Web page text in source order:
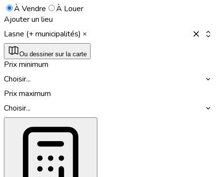
À Vendre
À Louer
Ajouter un lieu
Lasne (+ municipalités)
Ou dessiner sur la carte
Prix minimum
Choisir...
Prix maximum
Choisir...